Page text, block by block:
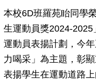
本校6D班羅苑眙同學
生運動員獎2024-
運動員表揚計劃，今
力喝采」為主題，彰
表揚學生在運動道路上